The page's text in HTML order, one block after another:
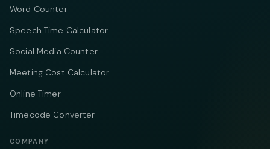
Word Counter
Speech Time Calculator
Social Media Counter
Meeting Cost Calculator
Online Timer
Timecode Converter
COMPANY